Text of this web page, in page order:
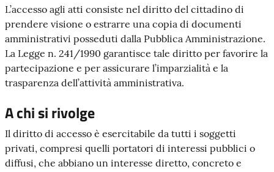
L’accesso agli atti consiste nel diritto del cittadino di
prendere visione o estrarre una copia di documenti
amministrativi posseduti dalla Pubblica Amministrazione.
La Legge n. 241/1990 garantisce tale diritto per favorire la
partecipazione e per assicurare l’imparzialità e la
trasparenza dell’attività amministrativa.
A chi si rivolge
Il diritto di accesso è esercitabile da tutti i soggetti
privati, compresi quelli portatori di interessi pubblici o
diffusi, che abbiano un interesse diretto, concreto e